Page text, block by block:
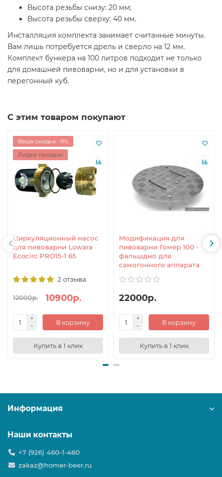
Высота резьбы снизу: 20 мм;
Высота резьбы сверху: 40 мм.
Инсталляция комплекта занимает считанные минуты.
Вам лишь потребуется дрель и сверло на 12 мм.
Комплект бункера на 100 литров подходит не только
для домашней пивоварни, но и для установки в
перегонный куб.
С этим товаром покупают
Ваша скидка: -9%
Лидер продаж!
Циркуляционный насос
для пивоварни Lowara
Ecocirc PRO15-1 65
2 отзыва
12000р. 10900р.
В корзину
Купить в 1 клик
Модификация для
пивоварни Гомер 100 -
фальшдно для
самогонного аппарата
22000р.
В корзину
Купить в 1 клик
Информация
Наши контакты
+7 (926) 460-1-460
zakaz@homer-beer.ru